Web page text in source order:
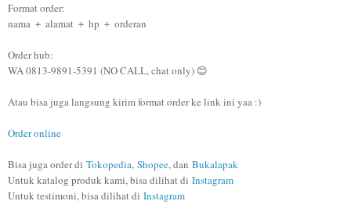
Format order:
nama ＋ alamat ＋ hp ＋ orderan
Order hub:
WA 0813-9891-5391 (NO CALL, chat only) 😊
Atau bisa juga langsung kirim format order ke link ini yaa :)
Order online
Bisa juga order di Tokopedia, Shopee, dan Bukalapak
Untuk katalog produk kami, bisa dilihat di Instagram
Untuk testimoni, bisa dilihat di Instagram